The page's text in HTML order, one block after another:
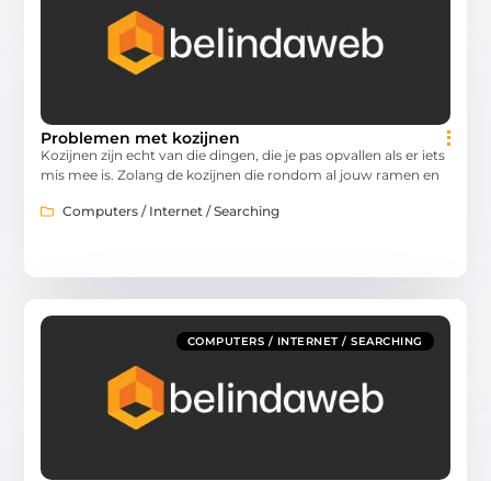
Problemen met kozijnen
Kozijnen zijn echt van die dingen, die je pas opvallen als er iets
mis mee is. Zolang de kozijnen die rondom al jouw ramen en
Computers / Internet / Searching
COMPUTERS / INTERNET / SEARCHING